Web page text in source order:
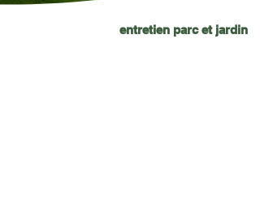
entretien parc et jardin